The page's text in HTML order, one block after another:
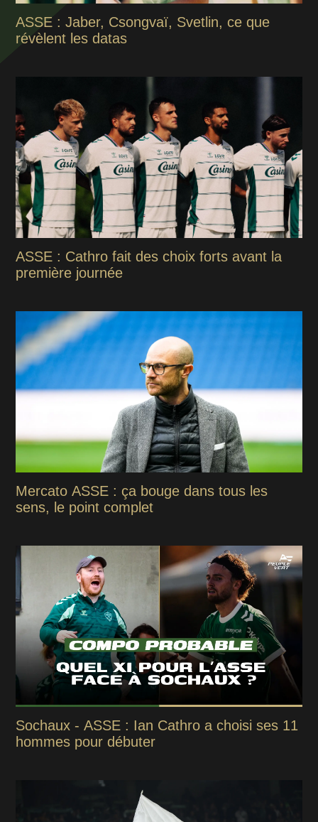
ASSE : Jaber, Csongvaï, Svetlin, ce que
révèlent les datas
ASSE : Cathro fait des choix forts avant la
première journée
Mercato ASSE : ça bouge dans tous les
sens, le point complet
Sochaux - ASSE : Ian Cathro a choisi ses 11
hommes pour débuter